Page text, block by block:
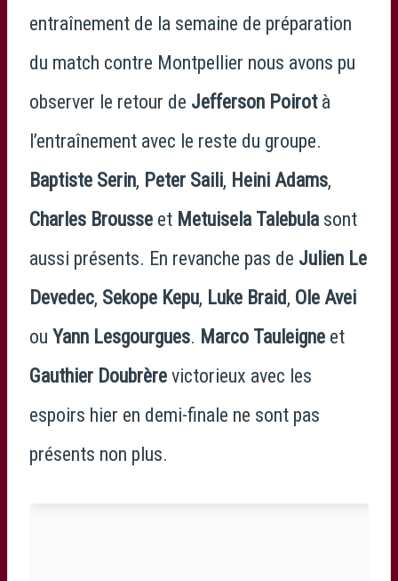
entraînement de la semaine de préparation
du match contre Montpellier nous avons pu
observer le retour de Jefferson Poirotà
l’entraînement avec le reste du groupe.
Baptiste Serin, Peter Saili, Heini Adams,
Charles Brousse et Metuisela Talebulasont
aussi présents. En revanche pas de Julien Le
Devedec, Sekope Kepu, Luke Braid, Ole Avei
ou Yann Lesgourgues. Marco Tauleigne et
Gauthier Doubrère victorieux avec les
espoirs hier en demi-finale ne sont pas
présents non plus.